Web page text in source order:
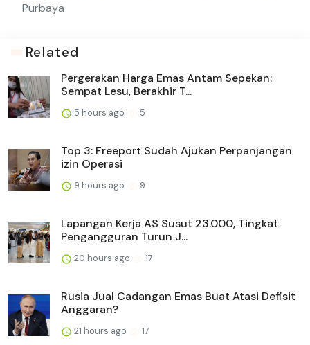
Purbaya
Related
Pergerakan Harga Emas Antam Sepekan:
Sempat Lesu, Berakhir T...
5 hours ago 5
Top 3: Freeport Sudah Ajukan Perpanjangan
izin Operasi
9 hours ago 9
Lapangan Kerja AS Susut 23.000, Tingkat
Pengangguran Turun J...
20 hours ago 17
Rusia Jual Cadangan Emas Buat Atasi Defisit
Anggaran?
21 hours ago 17